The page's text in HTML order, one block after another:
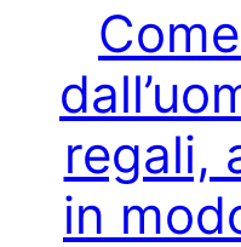
regali,
in